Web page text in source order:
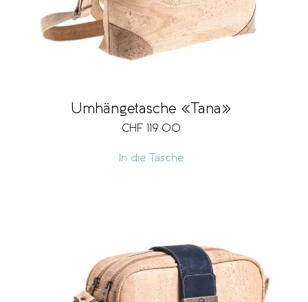
Umhängetasche «Tana»
CHF 119.00
In die Tasche